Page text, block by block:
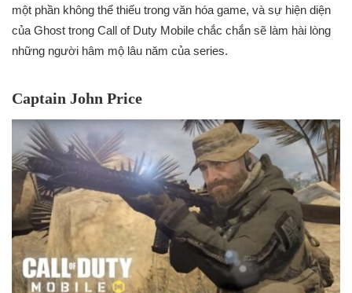
một phần không thể thiếu trong văn hóa game, và sự hiện diện
của Ghost trong Call of Duty Mobile chắc chắn sẽ làm hài lòng
những người hâm mộ lâu năm của series.
Captain John Price